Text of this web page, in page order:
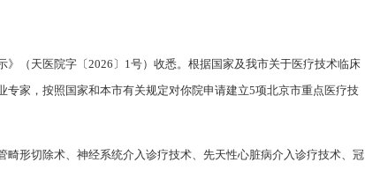
（天医院字〔2026〕1号）收悉。根据国家及我市关于医疗技术临床
家，按照国家和本市有关规定对你院申请建立5项北京市重点医疗技
形切除术、神经系统介入诊疗技术、先天性心脏病介入诊疗技术、冠